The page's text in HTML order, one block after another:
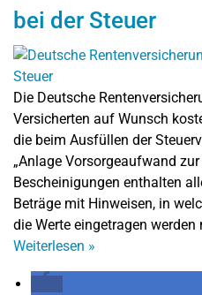
bei der Steuer
Die Deutsche
Versicherten auf Wunsch
die beim Ausfüllen der
„Anlage Vorsorgeaufwand
Bescheinigungen enthalten
Beträge mit Hinweisen, in
die Werte eingetragen werden
Weiterlesen »